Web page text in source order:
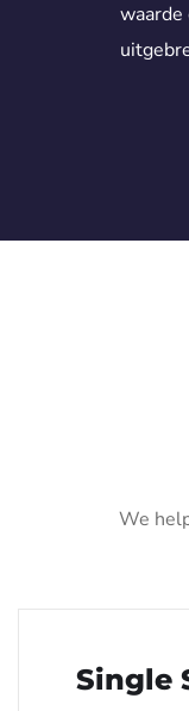
waarde
We
Single